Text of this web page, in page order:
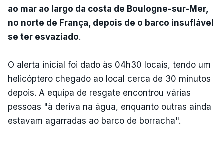
ao mar ao largo da costa de Boulogne-sur-Mer,
no norte de França, depois de o barco insuflável
se ter esvaziado.
O alerta inicial foi dado às 04h30 locais, tendo um
helicóptero chegado ao local cerca de 30 minutos
depois. A equipa de resgate encontrou várias
pessoas "à deriva na água, enquanto outras ainda
estavam agarradas ao barco de borracha".